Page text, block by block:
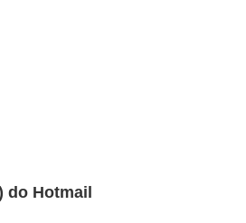
do Hotmail